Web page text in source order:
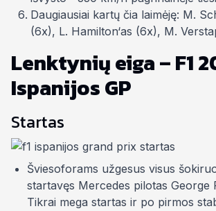
Daugiausiai kartų čia laimėję: M.
(6x), L. Hamilton‘as (6x), M.
Lenktynių eiga – F1
Ispanijos GP
Startas
Šviesoforams užgesus visus
startavęs Mercedes pilotas George
Tikrai mega startas ir po pirmos